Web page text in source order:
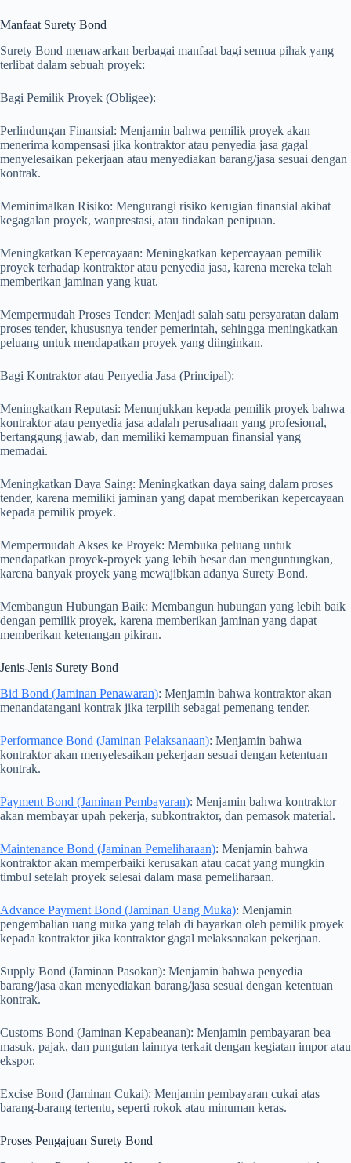
Manfaat Surety Bond
Surety Bond menawarkan berbagai manfaat bagi semua pihak yang
terlibat dalam sebuah proyek:
Bagi Pemilik Proyek (Obligee):
Perlindungan Finansial: Menjamin bahwa pemilik proyek akan
menerima kompensasi jika kontraktor atau penyedia jasa gagal
menyelesaikan pekerjaan atau menyediakan barang/jasa sesuai dengan
kontrak.
Meminimalkan Risiko: Mengurangi risiko kerugian finansial akibat
kegagalan proyek, wanprestasi, atau tindakan penipuan.
Meningkatkan Kepercayaan: Meningkatkan kepercayaan pemilik
proyek terhadap kontraktor atau penyedia jasa, karena mereka telah
memberikan jaminan yang kuat.
Mempermudah Proses Tender: Menjadi salah satu persyaratan dalam
proses tender, khususnya tender pemerintah, sehingga meningkatkan
peluang untuk mendapatkan proyek yang diinginkan.
Bagi Kontraktor atau Penyedia Jasa (Principal):
Meningkatkan Reputasi: Menunjukkan kepada pemilik proyek bahwa
kontraktor atau penyedia jasa adalah perusahaan yang profesional,
bertanggung jawab, dan memiliki kemampuan finansial yang
memadai.
Meningkatkan Daya Saing: Meningkatkan daya saing dalam proses
tender, karena memiliki jaminan yang dapat memberikan kepercayaan
kepada pemilik proyek.
Mempermudah Akses ke Proyek: Membuka peluang untuk
mendapatkan proyek-proyek yang lebih besar dan menguntungkan,
karena banyak proyek yang mewajibkan adanya Surety Bond.
Membangun Hubungan Baik: Membangun hubungan yang lebih baik
dengan pemilik proyek, karena memberikan jaminan yang dapat
memberikan ketenangan pikiran.
Jenis-Jenis Surety Bond
Bid Bond (Jaminan Penawaran): Menjamin bahwa kontraktor akan
menandatangani kontrak jika terpilih sebagai pemenang tender.
Performance Bond (Jaminan Pelaksanaan): Menjamin bahwa
kontraktor akan menyelesaikan pekerjaan sesuai dengan ketentuan
kontrak.
Payment Bond (Jaminan Pembayaran): Menjamin bahwa kontraktor
akan membayar upah pekerja, subkontraktor, dan pemasok material.
Maintenance Bond (Jaminan Pemeliharaan): Menjamin bahwa
kontraktor akan memperbaiki kerusakan atau cacat yang mungkin
timbul setelah proyek selesai dalam masa pemeliharaan.
Advance Payment Bond (Jaminan Uang Muka): Menjamin
pengembalian uang muka yang telah di bayarkan oleh pemilik proyek
kepada kontraktor jika kontraktor gagal melaksanakan pekerjaan.
Supply Bond (Jaminan Pasokan): Menjamin bahwa penyedia
barang/jasa akan menyediakan barang/jasa sesuai dengan ketentuan
kontrak.
Customs Bond (Jaminan Kepabeanan): Menjamin pembayaran bea
masuk, pajak, dan pungutan lainnya terkait dengan kegiatan impor atau
ekspor.
Excise Bond (Jaminan Cukai): Menjamin pembayaran cukai atas
barang-barang tertentu, seperti rokok atau minuman keras.
Proses Pengajuan Surety Bond